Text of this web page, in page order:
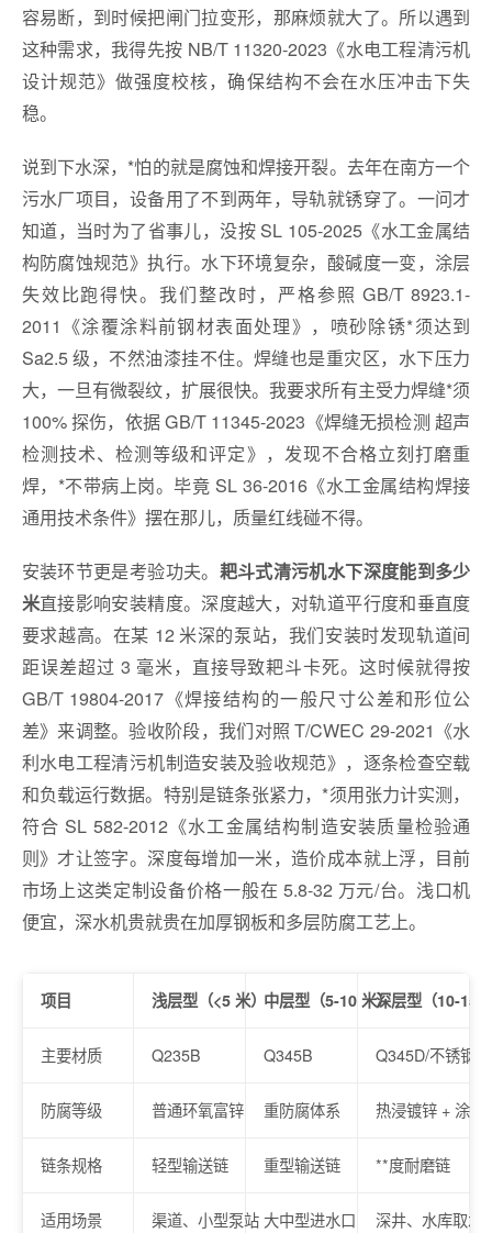
容易断，到时候把闸门拉变形，那麻烦就大了。所以遇到
这种需求，我得先按 NB/T 11320‑2023《水电工程清污机
设计规范》做强度校核，确保结构不会在水压冲击下失
稳。
说到下水深，*怕的就是腐蚀和焊接开裂。去年在南方一个
污水厂项目，设备用了不到两年，导轨就锈穿了。一问才
知道，当时为了省事儿，没按 SL 105-2025《水工金属结
构防腐蚀规范》执行。水下环境复杂，酸碱度一变，涂层
失效比跑得快。我们整改时，严格参照 GB/T 8923.1-
2011《涂覆涂料前钢材表面处理》，喷砂除锈*须达到
Sa2.5 级，不然油漆挂不住。焊缝也是重灾区，水下压力
大，一旦有微裂纹，扩展很快。我要求所有主受力焊缝*须
100% 探伤，依据 GB/T 11345-2023《焊缝无损检测 超声
检测技术、检测等级和评定》，发现不合格立刻打磨重
焊，*不带病上岗。毕竟 SL 36-2016《水工金属结构焊接
通用技术条件》摆在那儿，质量红线碰不得。
安装环节更是考验功夫。 耙斗式清污机水下深度能到多少
米直接影响安装精度。深度越大，对轨道平行度和垂直度
要求越高。在某 12 米深的泵站，我们安装时发现轨道间
距误差超过 3 毫米，直接导致耙斗卡死。这时候就得按
GB/T 19804-2017《焊接结构的一般尺寸公差和形位公
差》来调整。验收阶段，我们对照 T/CWEC 29-2021《水
利水电工程清污机制造安装及验收规范》，逐条检查空载
和负载运行数据。特别是链条张紧力，*须用张力计实测，
符合 SL 582-2012《水工金属结构制造安装质量检验通
则》才让签字。深度每增加一米，造价成本就上浮，目前
市场上这类定制设备价格一般在 5.8-32 万元/台。浅口机
便宜，深水机贵就贵在加厚钢板和多层防腐工艺上。
项目 浅层型（<5 米）中层型（5-10 米）深层型（10-15
主要材质 Q235B Q345B Q345D/不锈钢
防腐等级 普通环氧富锌 重防腐体系 热浸镀锌 + 涂层
链条规格 轻型输送链 重型输送链 **度耐磨链
适用场景 渠道、小型泵站 大中型进水口 深井、水库取水